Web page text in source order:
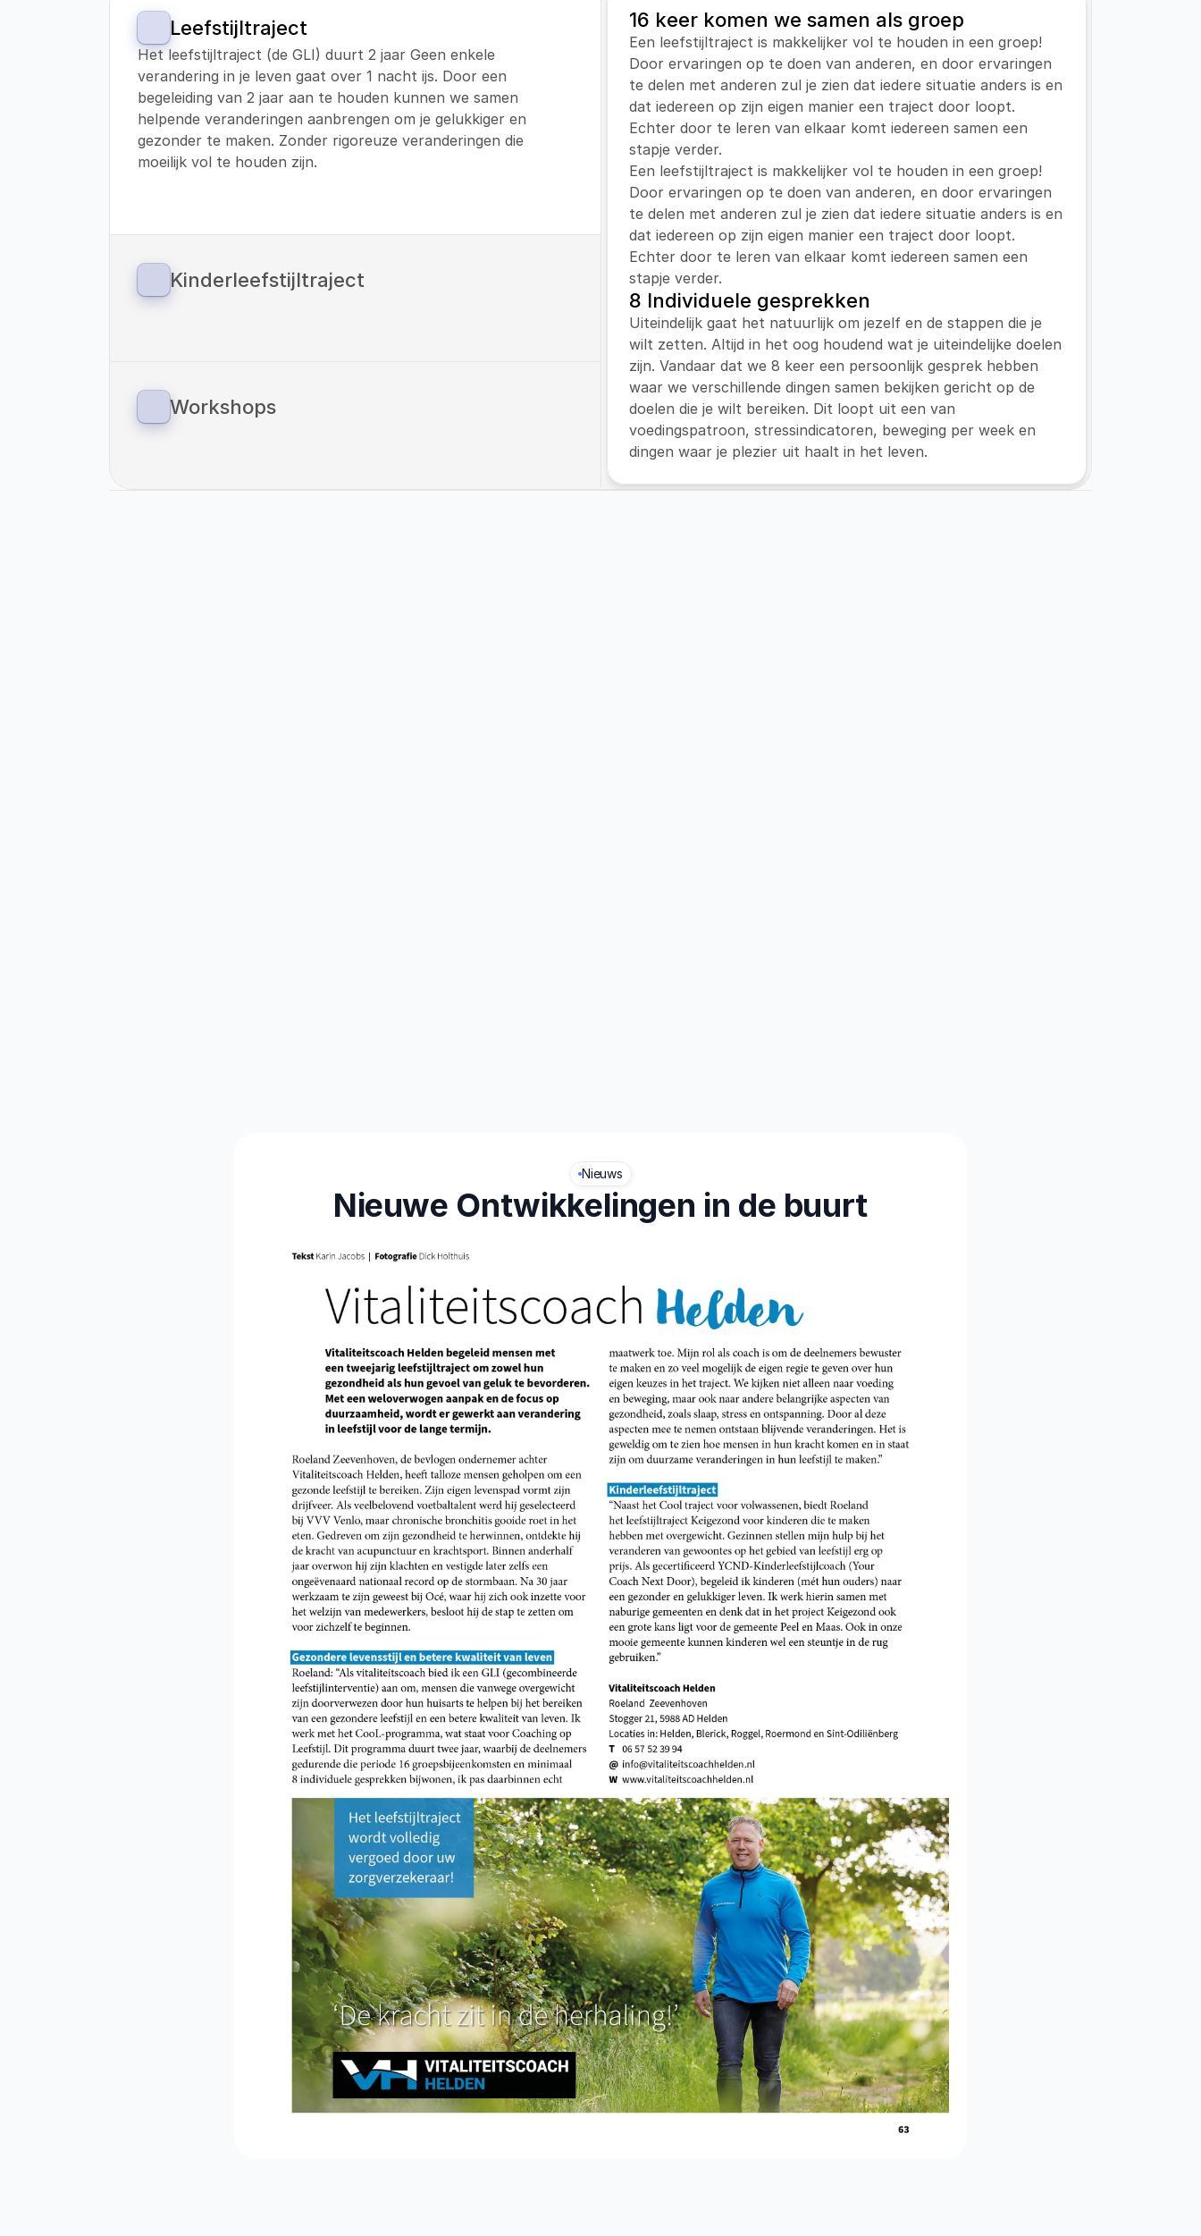
Leefstijltraject
Het leefstijltraject (de GLI) duurt 2 jaar Geen enkele
verandering in je leven gaat over 1 nacht ijs. Door een
begeleiding van 2 jaar aan te houden kunnen we samen
helpende veranderingen aanbrengen om je gelukkiger en
gezonder te maken. Zonder rigoreuze veranderingen die
moeilijk vol te houden zijn.
Kinderleefstijltraject
Sinds 1 januari 2023 zijn we ook gestart met een leefstijltraject
overgewicht.
Workshops
Als Vitaliteitscoach Helden bieden wij workshops aan op zowel
16 keer komen we samen als groep
Een leefstijltraject is makkelijker vol te houden in een groep!
Door ervaringen op te doen van anderen, en door ervaringen
te delen met anderen zul je zien dat iedere situatie anders is en
dat iedereen op zijn eigen manier een traject door loopt.
Echter door te leren van elkaar komt iedereen samen een
stapje verder.
Een leefstijltraject is makkelijker vol te houden in een groep!
Door ervaringen op te doen van anderen, en door ervaringen
te delen met anderen zul je zien dat iedere situatie anders is en
dat iedereen op zijn eigen manier een traject door loopt.
Echter door te leren van elkaar komt iedereen samen een
stapje verder.
8 Individuele gesprekken
Uiteindelijk gaat het natuurlijk om jezelf en de stappen die je
wilt zetten. Altijd in het oog houdend wat je uiteindelijke doelen
zijn. Vandaar dat we 8 keer een persoonlijk gesprek hebben
waar we verschillende dingen samen bekijken gericht op de
doelen die je wilt bereiken. Dit loopt uit een van
voedingspatroon, stressindicatoren, beweging per week en
dingen waar je plezier uit haalt in het leven.
Nieuws
Nieuwe Ontwikkelingen in de buurt